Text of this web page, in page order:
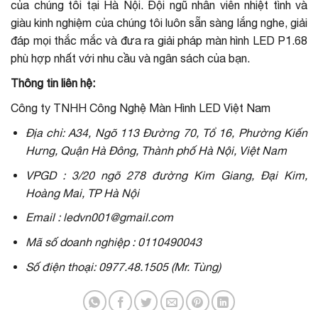
của chúng tôi tại Hà Nội. Đội ngũ nhân viên nhiệt tình và
giàu kinh nghiệm của chúng tôi luôn sẵn sàng lắng nghe, giải
đáp mọi thắc mắc và đưa ra giải pháp màn hình LED P1.68
phù hợp nhất với nhu cầu và ngân sách của bạn.
Thông tin liên hệ:
Công ty TNHH Công Nghệ Màn Hình LED Việt Nam
Địa chỉ: A34, Ngõ 113 Đường 70, Tổ 16, Phường Kiến
Hưng, Quận Hà Đông, Thành phố Hà Nội, Việt Nam
VPGD : 3/20 ngõ 278 đường Kim Giang, Đại Kim,
Hoàng Mai, TP Hà Nội
Email : ledvn001@gmail.com
Mã số doanh nghiệp : 0110490043
Số điện thoại: 0977.48.1505 (Mr. Tùng)